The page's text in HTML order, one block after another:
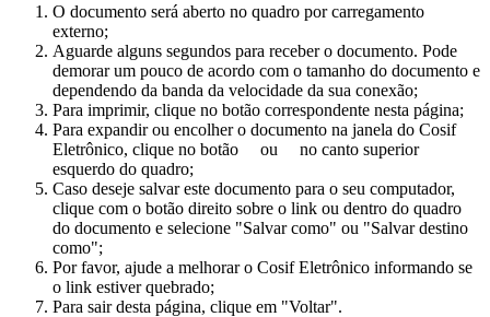
O documento será aberto no quadro por carregamento
externo;
Aguarde alguns segundos para receber o documento. Pode
demorar um pouco de acordo com o tamanho do documento e
dependendo da banda da velocidade da sua conexão;
Para imprimir, clique no botão correspondente nesta página;
Para expandir ou encolher o documento na janela do Cosif
Eletrônico, clique no botão
ou
no canto superior
esquerdo do quadro;
Caso deseje salvar este documento para o seu computador,
clique com o botão direito sobre o link ou dentro do quadro
do documento e selecione "Salvar como" ou "Salvar destino
como";
Por favor, ajude a melhorar o Cosif Eletrônico informando se
o link estiver quebrado;
Para sair desta página, clique em "Voltar".